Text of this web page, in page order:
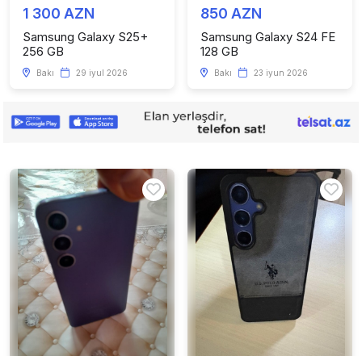
1 300 AZN
Samsung Galaxy S25+
256 GB
Bakı 29 iyul 2026
850 AZN
Samsung Galaxy S24 FE
128 GB
Bakı 23 iyun 2026